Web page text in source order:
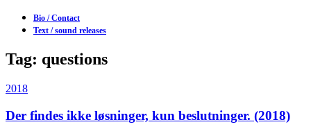
Bio / Contact
Text / sound releases
Tag: questions
2018
Der findes ikke løsninger, kun beslutninger. (2018)